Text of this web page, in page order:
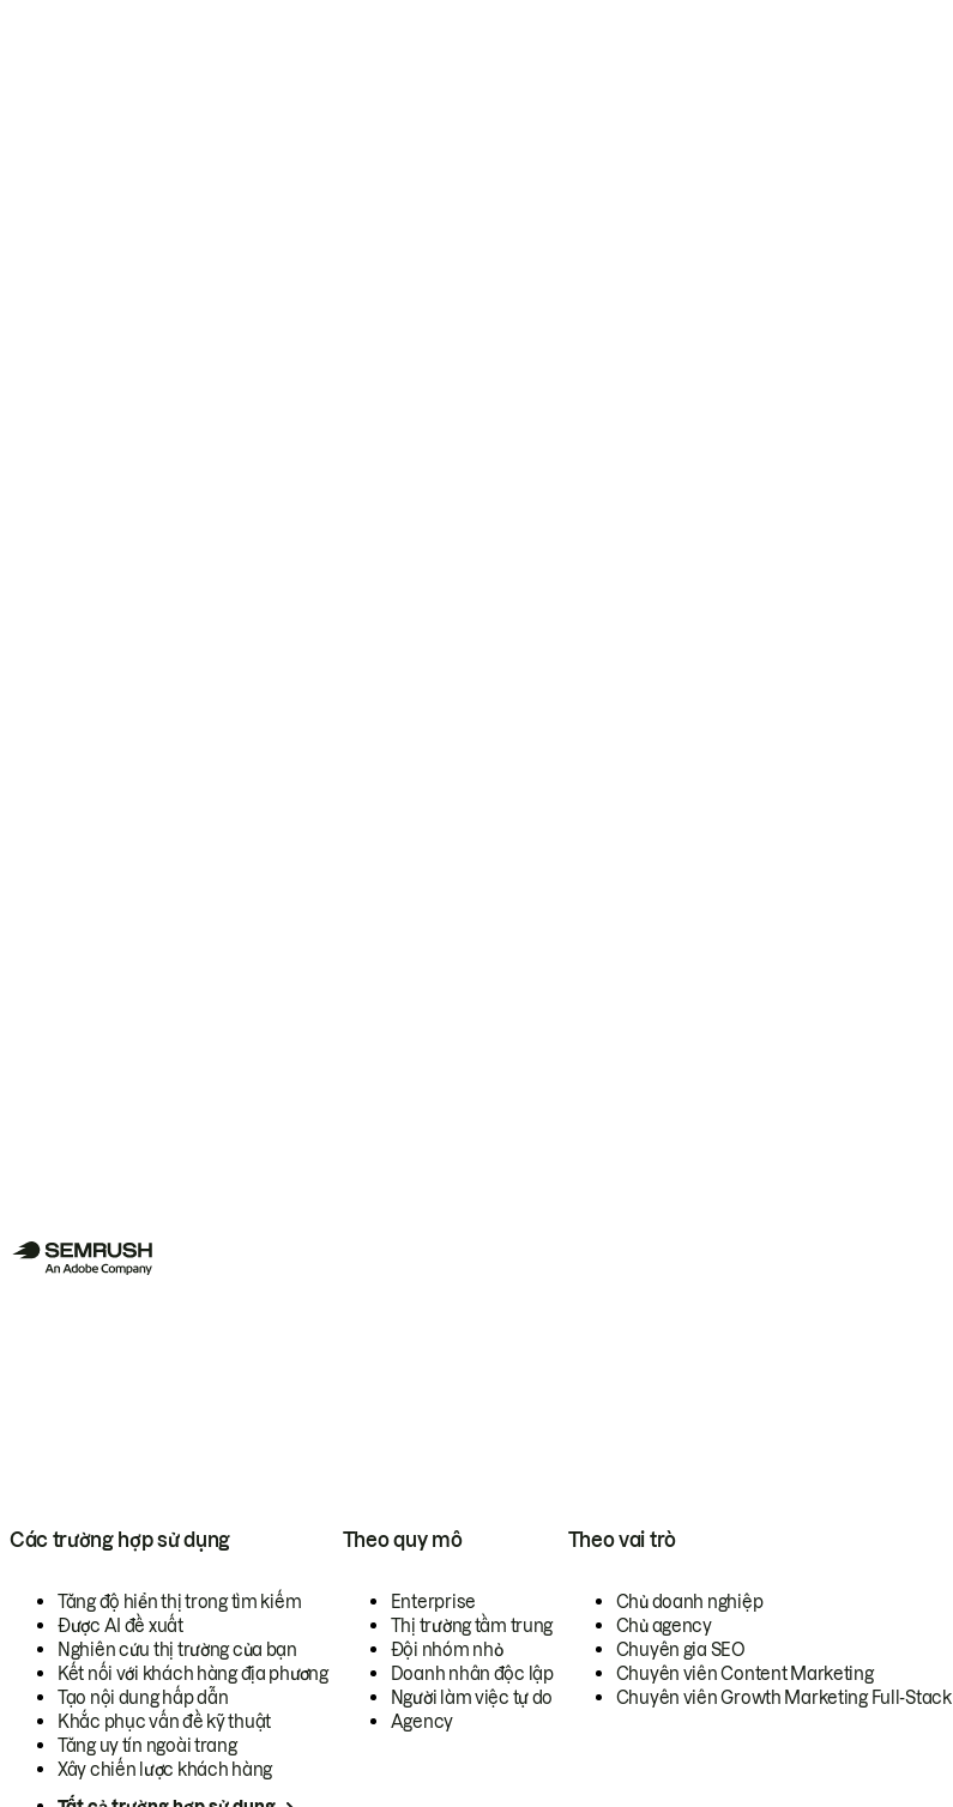
Các trường hợp sử dụng
Tăng độ hiển thị trong tìm kiếm
Được AI đề xuất
Nghiên cứu thị trường của bạn
Kết nối với khách hàng địa phương
Tạo nội dung hấp dẫn
Khắc phục vấn đề kỹ thuật
Tăng uy tín ngoài trang
Xây chiến lược khách hàng
Theo quy mô
Enterprise
Thị trường tầm trung
Đội nhóm nhỏ
Doanh nhân độc lập
Người làm việc tự do
Agency
Theo vai trò
Chủ doanh nghiệp
Chủ agency
Chuyên gia SEO
Chuyên viên Content Marketing
Chuyên viên Growth Marketing Full-Stack